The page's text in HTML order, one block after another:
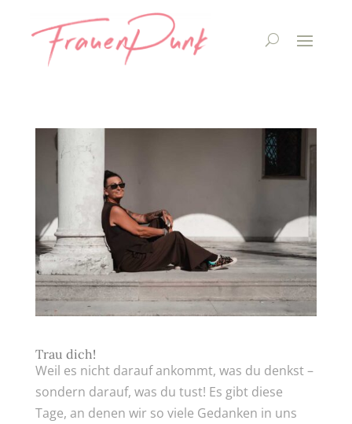
Trau dich!
Weil es nicht darauf ankommt, was du denkst –
sondern darauf, was du tust! Es gibt diese
Tage, an denen wir so viele Gedanken in uns